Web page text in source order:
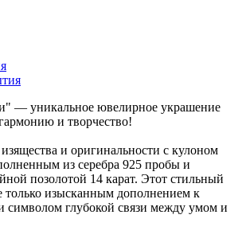
— уникальное ювелирное украшение
и творчество!
и оригинальности с кулоном
из серебра 925 пробы и
позолотой 14 карат. Этот стильный
только изысканным дополнением к
символом глубокой связи между умом и